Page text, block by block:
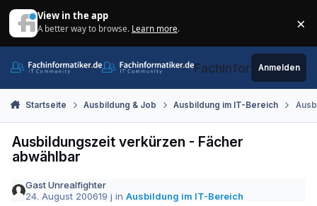
View in the app
A better way to browse. Learn more. ×
Fachinformatiker.de
Anmelden
Startseite Ausbildung & Job Ausbildung im IT-Bereich
Ausbildungszeit verkürzen - Fächer
abwählbar
Gast Unrealfighter
24. August 200619 j inAusbildung im IT-Bereich